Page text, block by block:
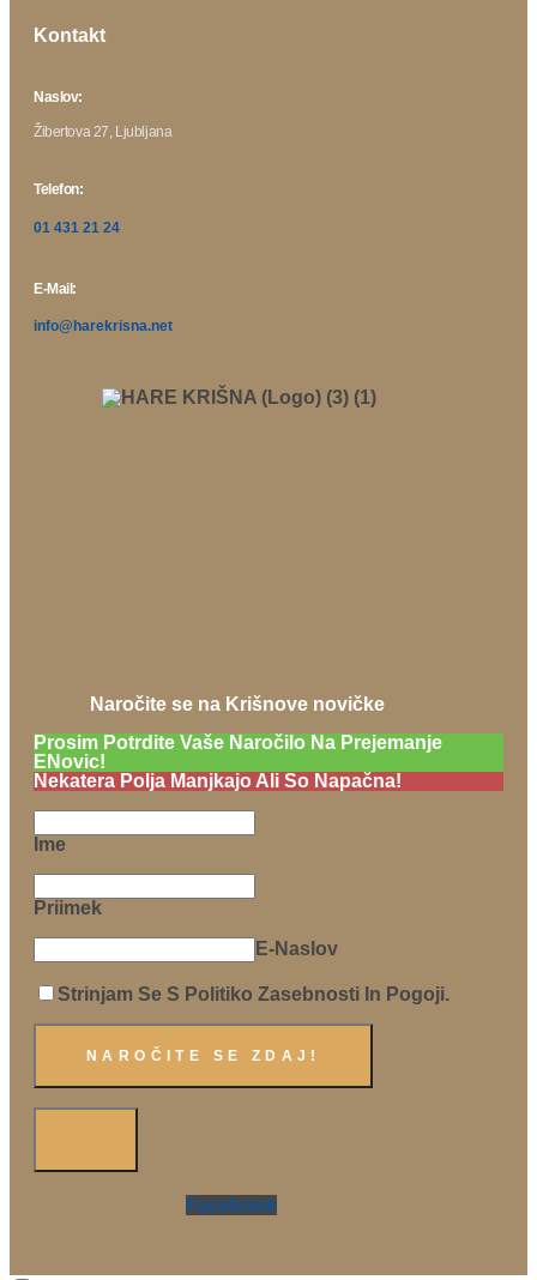
Kontakt
Naslov:
Žibertova 27, Ljubljana
Telefon:
01 431 21 24
E-Mail:
info@harekrisna.net
Naročite se na Krišnove novičke
Prosim Potrdite Vaše Naročilo Na Prejemanje
ENovic!
Nekatera Polja Manjkajo Ali So Napačna!
Ime
Priimek
E-Naslov
Strinjam Se S Politiko Zasebnosti In Pogoji.
Facebook